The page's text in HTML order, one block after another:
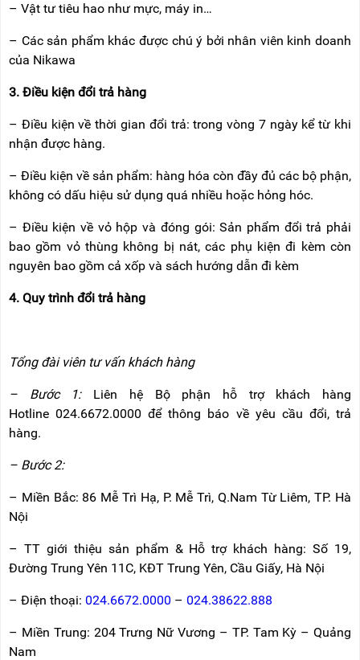
THOÁT
ĐỘNG
NÂNG
– Vật tư tiêu hao như mực, máy in…
– Các sản phẩm khác được chú ý bởi nhân viên kinh doanh
của Nikawa
3. Điều kiện đổi trả hàng
– Điều kiện về thời gian đổi trả: trong vòng 7 ngày kể từ khi
nhận được hàng.
– Điều kiện về sản phẩm: hàng hóa còn đầy đủ các bộ phận,
không có dấu hiệu sử dụng quá nhiều hoặc hỏng hóc.
– Điều kiện về vỏ hộp và đóng gói: Sản phẩm đổi trả phải
bao gồm vỏ thùng không bị nát, các phụ kiện đi kèm còn
nguyên bao gồm cả xốp và sách hướng dẫn đi kèm
4. Quy trình đổi trả hàng
Tổng đài viên tư vấn khách hàng
– Bước 1:Liên hệ Bộ phận hỗ trợ khách hàng
Hotline 024.6672.0000 để thông báo về yêu cầu đổi, trả
hàng.
– Bước 2:
– Miền Bắc: 86 Mễ Trì Hạ, P. Mễ Trì, Q.Nam Từ Liêm, TP. Hà
Nội
– TT giới thiệu sản phẩm & Hỗ trợ khách hàng: Số 19,
Đường Trung Yên 11C, KĐT Trung Yên, Cầu Giấy, Hà Nội
– Điện thoại: 024.6672.0000 – 024.38622.888
– Miền Trung: 204 Trưng Nữ Vương – TP. Tam Kỳ – Quảng
Nam